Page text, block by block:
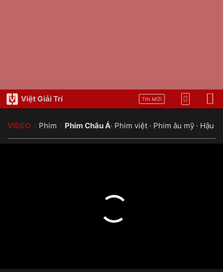
Việt Giải Trí TIN MỚI
VIDEO Phim Phim Châu Á· Phim việt · Phim âu mỹ · Hậu